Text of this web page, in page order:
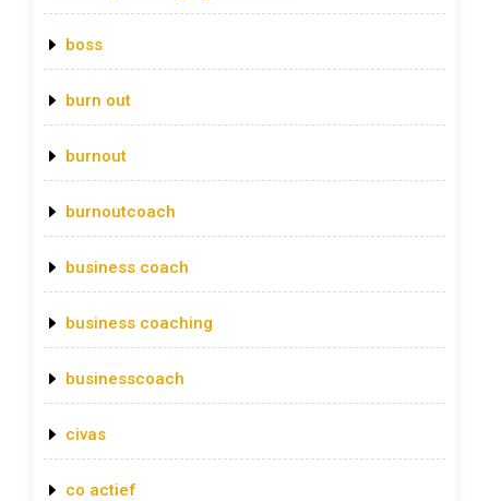
boss
burn out
burnout
burnoutcoach
business coach
business coaching
businesscoach
civas
co actief